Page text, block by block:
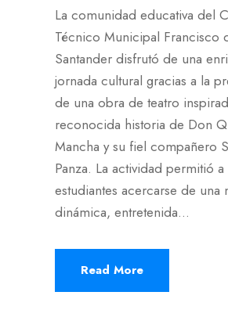
La comunidad educativa del
Técnico Municipal Francisco
Santander disfrutó de una
jornada cultural gracias a la
de una obra de teatro
reconocida historia de Don
Mancha y su fiel compañero
Panza. La actividad permitió a
estudiantes acercarse de una
dinámica, entretenida...
Read More